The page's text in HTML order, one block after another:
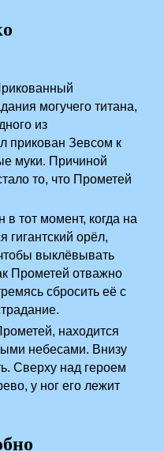
могучего титана,
из
прикован Зевсом к
муки. Причиной
то, что Прометей
тот момент, когда на
гигантский орёл,
выклёвывать
Прометей отважно
сбросить её с
находится
небесами. Внизу
Сверху над героем
у ног его лежит